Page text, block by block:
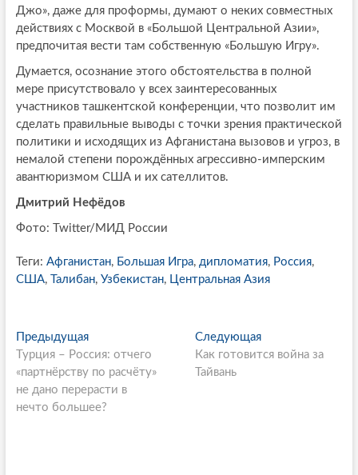
Джо», даже для проформы, думают о неких совместных
действиях с Москвой в «Большой Центральной Азии»,
предпочитая вести там собственную «Большую Игру».
Думается, осознание этого обстоятельства в полной
мере присутствовало у всех заинтересованных
участников ташкентской конференции, что позволит им
сделать правильные выводы с точки зрения практической
политики и исходящих из Афганистана вызовов и угроз, в
немалой степени порождённых агрессивно-имперским
авантюризмом США и их сателлитов.
Дмитрий Нефёдов
Фото: Twitter/МИД России
Теги: Афганистан, Большая Игра, дипломатия, Россия,
США, Талибан, Узбекистан, Центральная Азия
P
o
s
t
ПредыдущаяП
р
е
д
ы
Турция – Россия: отчего
«партнёрству по расчёту»
не дано перерасти в
нечто большее?
Следующая
л
Как готовится война за
Тайвань